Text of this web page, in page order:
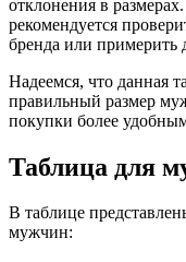
отклонения в
рекомендуется
бренда или
Надеемся, что данная
правильный размер
покупки более
Таблица для
В таблице
мужчин: